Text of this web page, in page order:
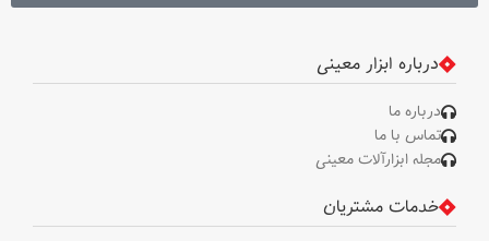
درباره ابزار معینی
درباره ما
تماس با ما
مجله ابزارآلات معینی
خدمات مشتریان